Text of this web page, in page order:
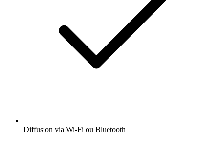
Diffusion via Wi-Fi ou Bluetooth